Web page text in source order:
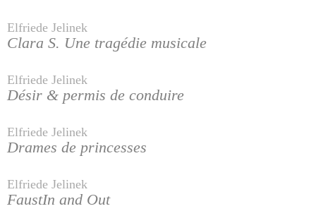
Elfriede Jelinek
Clara S. Une tragédie musicale
Elfriede Jelinek
Désir & permis de conduire
Elfriede Jelinek
Drames de princesses
Elfriede Jelinek
FaustIn and Out